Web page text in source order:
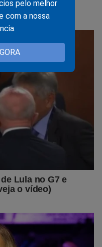
pelo melhor
com a nossa